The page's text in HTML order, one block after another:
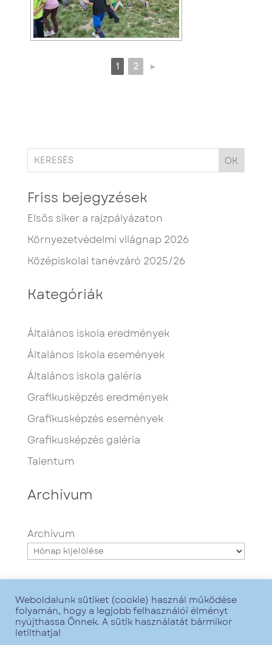
1 2 ►
OK
Friss bejegyzések
Elsős siker a rajzpályázaton
Környezetvédelmi világnap 2026
Középiskolai tanévzáró 2025/26
Kategóriák
Általános iskola eredmények
Általános iskola események
Általános iskola galéria
Grafikusképzés eredmények
Grafikusképzés események
Grafikusképzés galéria
Talentum
Archívum
Archívum
Minden jog fenntartva - Talentum iskola -
Weboldalunk sütiket (cookie) használ működése
folyamán, hogy a legjobb felhasználói élményt
nyújthassa Önnek. A sütik használatát bármikor
letilthatja!